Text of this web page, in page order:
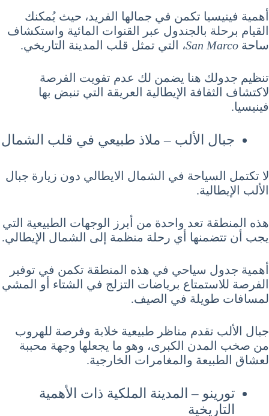
أهمية فينيسيا تكمن في جمالها الفريد، حيث يُمكنك
القيام برحلة بالجندول عبر القنوات المائية واستكشاف
ساحة San Marco، التي تمثل قلب المدينة التاريخي.
تنظيم جدولك هنا يضمن لك عدم تفويت الفرصة
لاكتشاف الثقافة الإيطالية العريقة التي تنبض بها
فينيسيا.
جبال الألب – ملاذ طبيعي في قلب الشمال
لا تكتمل السياحة في الشمال الايطالي دون زيارة جبال
الألب الإيطالية.
هذه المنطقة تعد واحدة من أبرز الوجهات الطبيعية التي
يجب أن تتضمنها أي رحلة منظمة إلى الشمال الإيطالي.
أهمية جدول سياحي في هذه المنطقة تكمن في توفير
الفرصة للاستمتاع برياضات التزلج في الشتاء أو المشي
لمسافات طويلة في الصيف.
جبال الألب تقدم مناظر طبيعية خلابة وفرصة للهروب
من صخب المدن الكبرى، وهو ما يجعلها وجهة محببة
لعشاق الطبيعة والمغامرات الخارجية.
تورينو – المدينة الملكية ذات الأهمية
التاريخية